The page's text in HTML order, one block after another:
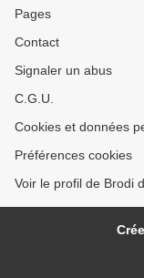
Pages
Contact
Signaler un abus
C.G.U.
Cookies et données
Préférences cookies
Voir le profil de Brodi